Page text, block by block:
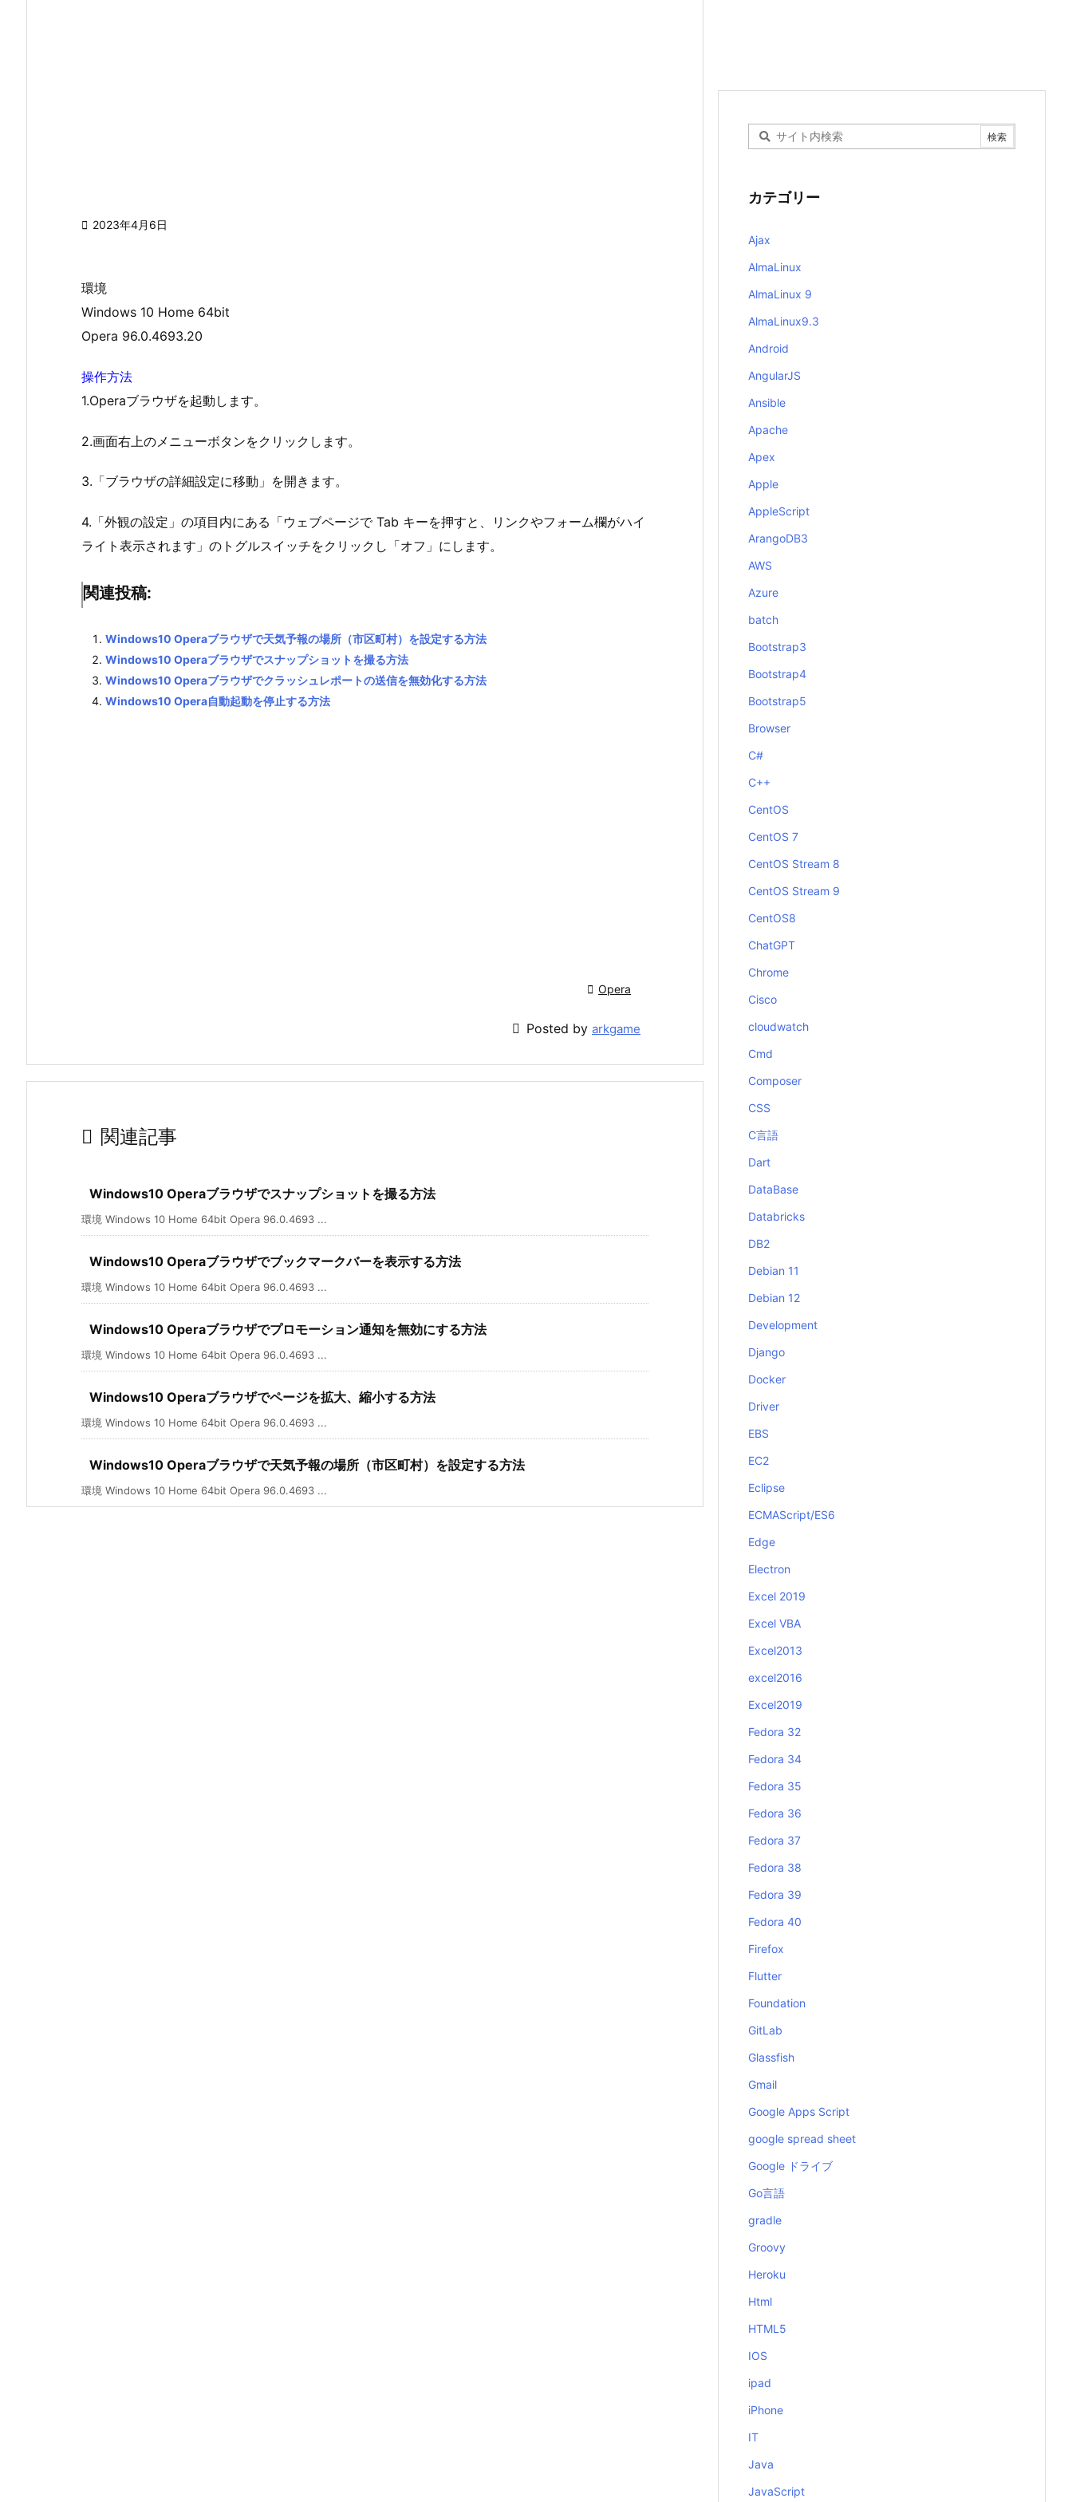
 2023年4月6日
環境
Windows 10 Home 64bit
Opera 96.0.4693.20
操作方法
1.Operaブラウザを起動します。
2.画面右上のメニューボタンをクリックします。
3.「ブラウザの詳細設定に移動」を開きます。
4.「外観の設定」の項目内にある「ウェブページで Tab キーを押すと、リンクやフォーム欄がハイ
ライト表示されます」のトグルスイッチをクリックし「オフ」にします。
関連投稿:
Windows10 Operaブラウザで天気予報の場所（市区町村）を設定する方法
Windows10 Operaブラウザでスナップショットを撮る方法
Windows10 Operaブラウザでクラッシュレポートの送信を無効化する方法
Windows10 Opera自動起動を停止する方法
 Opera
 Posted by arkgame
 関連記事
Windows10 Operaブラウザでスナップショットを撮る方法
環境 Windows 10 Home 64bit Opera 96.0.4693 ...
Windows10 Operaブラウザでブックマークバーを表示する方法
環境 Windows 10 Home 64bit Opera 96.0.4693 ...
Windows10 Operaブラウザでプロモーション通知を無効にする方法
環境 Windows 10 Home 64bit Opera 96.0.4693 ...
Windows10 Operaブラウザでページを拡大、縮小する方法
環境 Windows 10 Home 64bit Opera 96.0.4693 ...
Windows10 Operaブラウザで天気予報の場所（市区町村）を設定する方法
環境 Windows 10 Home 64bit Opera 96.0.4693 ...
カテゴリー
Ajax
AlmaLinux
AlmaLinux 9
AlmaLinux9.3
Android
AngularJS
Ansible
Apache
Apex
Apple
AppleScript
ArangoDB3
AWS
Azure
batch
Bootstrap3
Bootstrap4
Bootstrap5
Browser
C#
C++
CentOS
CentOS 7
CentOS Stream 8
CentOS Stream 9
CentOS8
ChatGPT
Chrome
Cisco
cloudwatch
Cmd
Composer
CSS
C言語
Dart
DataBase
Databricks
DB2
Debian 11
Debian 12
Development
Django
Docker
Driver
EBS
EC2
Eclipse
ECMAScript/ES6
Edge
Electron
Excel 2019
Excel VBA
Excel2013
excel2016
Excel2019
Fedora 32
Fedora 34
Fedora 35
Fedora 36
Fedora 37
Fedora 38
Fedora 39
Fedora 40
Firefox
Flutter
Foundation
GitLab
Glassfish
Gmail
Google Apps Script
google spread sheet
Google ドライブ
Go言語
gradle
Groovy
Heroku
Html
HTML5
IOS
ipad
iPhone
IT
Java
JavaScript